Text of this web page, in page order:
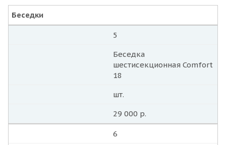
Беседки
5
Беседка
шестисекционная Comfort
18
шт.
29 000 р.
6